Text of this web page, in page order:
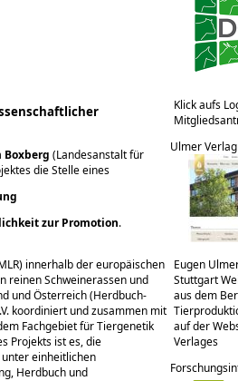
Boxberg (Landesanstalt für
die Stelle eines
zur Promotion.
innerhalb der europäischen
reinen Schweinerassen und
und Österreich (Herdbuch-
koordiniert und zusammen mit
Fachgebiet für Tiergenetik
Projekts ist es, die
einheitlichen
Herdbuch und
Klick aufs
Ulmer Verlag
Eugen
Stuttgart
aus dem
auf der
Verlages